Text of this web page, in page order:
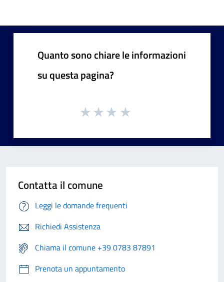
Quanto sono chiare le informazioni
su questa pagina?
Contatta il comune
Leggi le domande frequenti
Richiedi Assistenza
Chiama il comune +39 0783 87891
Prenota un appuntamento